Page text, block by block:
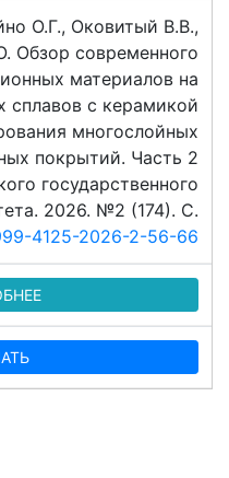
О.Г., Оковитый В.В.,
Обзор современного
материалов на
сплавов с керамикой
многослойных
покрытий. Часть 2
государственного
2026. №2 (174). C.
4125-2026-2-56-66